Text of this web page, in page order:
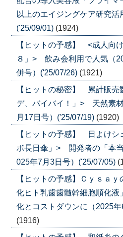
以上のエイジングケア研究活
('25/09/01) (1924)
【ヒットの予感】 <成人向
８」> 飲み会利用で人気（
併号）('25/07/26) (1921)
【ヒットの秘密】 累計販
デ、バイバイ！」> 天然素
月17日号）('25/07/19) (1920)
【ヒットの予感】 日よけ
ボ長日傘」> 開発者の「本
025年7月3日号）('25/07/05)
【ヒットの予感】Ｃｙｓａ
化ヒト乳歯歯髄幹細胞順化
化とコストダウンに（2025
(1916)